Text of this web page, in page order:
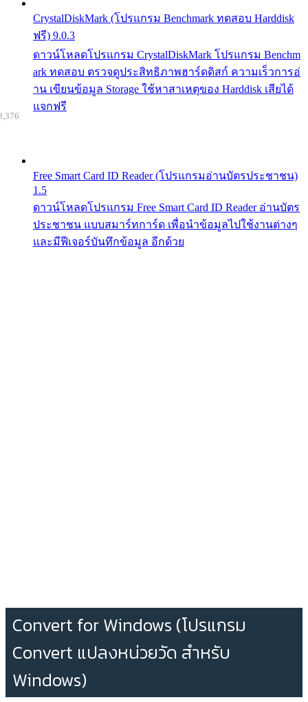
CrystalDiskMark (โปรแกรม Benchmark ทดสอบ Harddisk
ฟรี) 9.0.3
ดาวน์โหลดโปรแกรม CrystalDiskMark โปรแกรม Benchm
ark ทดสอบ ตรวจดูประสิทธิภาพฮาร์ดดิสก์ ความเร็วการอ่
าน เขียนข้อมูล Storage ใช้หาสาเหตุของ Harddisk เสียได้
แจกฟรี
Free Smart Card ID Reader (โปรแกรมอ่านบัตรประชาชน)
1.5
ดาวน์โหลดโปรแกรม Free Smart Card ID Reader อ่านบัตร
ประชาชน แบบสมาร์ทการ์ด เพื่อนำข้อมูลไปใช้งานต่างๆ
และมีฟีเจอร์บันทึกข้อมูล อีกด้วย
Convert for Windows (โปรแกรม
Convert แปลงหน่วยวัด สำหรับ
Windows)